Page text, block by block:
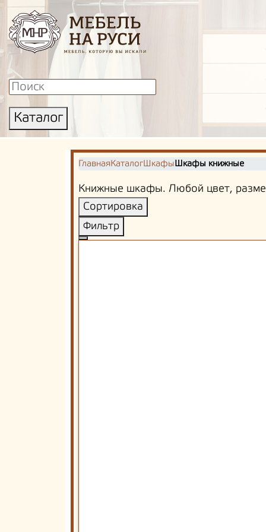
Каталог
ГлавнаяКаталогШкафыШкафы книжные
Книжные шкафы. Любой цвет,
Сортировка
Фильтр